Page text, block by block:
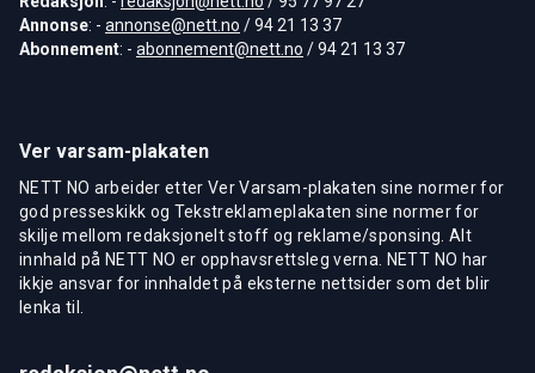
Annonse: - annonse@nett.no / 94 21 13 37
Abonnement: - abonnement@nett.no / 94 21 13 37
Ver varsam-plakaten
NETT NO arbeider etter Ver Varsam-plakaten sine normer for
god presseskikk og Tekstreklameplakaten sine normer for
skilje mellom redaksjonelt stoff og reklame/sponsing. Alt
innhald på NETT NO er opphavsrettsleg verna. NETT NO har
ikkje ansvar for innhaldet på eksterne nettsider som det blir
lenka til.